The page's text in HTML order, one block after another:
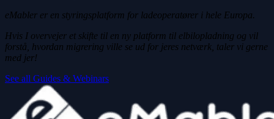
eMabler er en styringsplatform for ladeoperatører i hele Europa.
Hvis I overvejer et skifte til en ny platform til elbilopladning og vil
forstå, hvordan migrering ville se ud for jeres netværk, taler vi gerne
med jer!
See all Guides & Webinars